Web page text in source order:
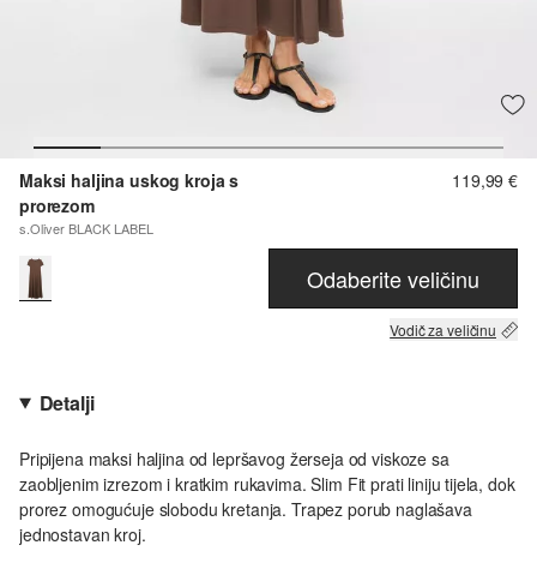
Maksi haljina uskog kroja s
prorezom
s.Oliver BLACK LABEL
119,99 €
Odaberite veličinu
Vodič za veličinu
Detalji
Pripijena maksi haljina od lepršavog žerseja od viskoze sa
zaobljenim izrezom i kratkim rukavima. Slim Fit prati liniju tijela, dok
prorez omogućuje slobodu kretanja. Trapez porub naglašava
jednostavan kroj.